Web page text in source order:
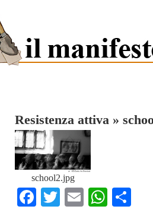
Resistenza attiva »
school2.jpg
Facebook
TwitterEmail